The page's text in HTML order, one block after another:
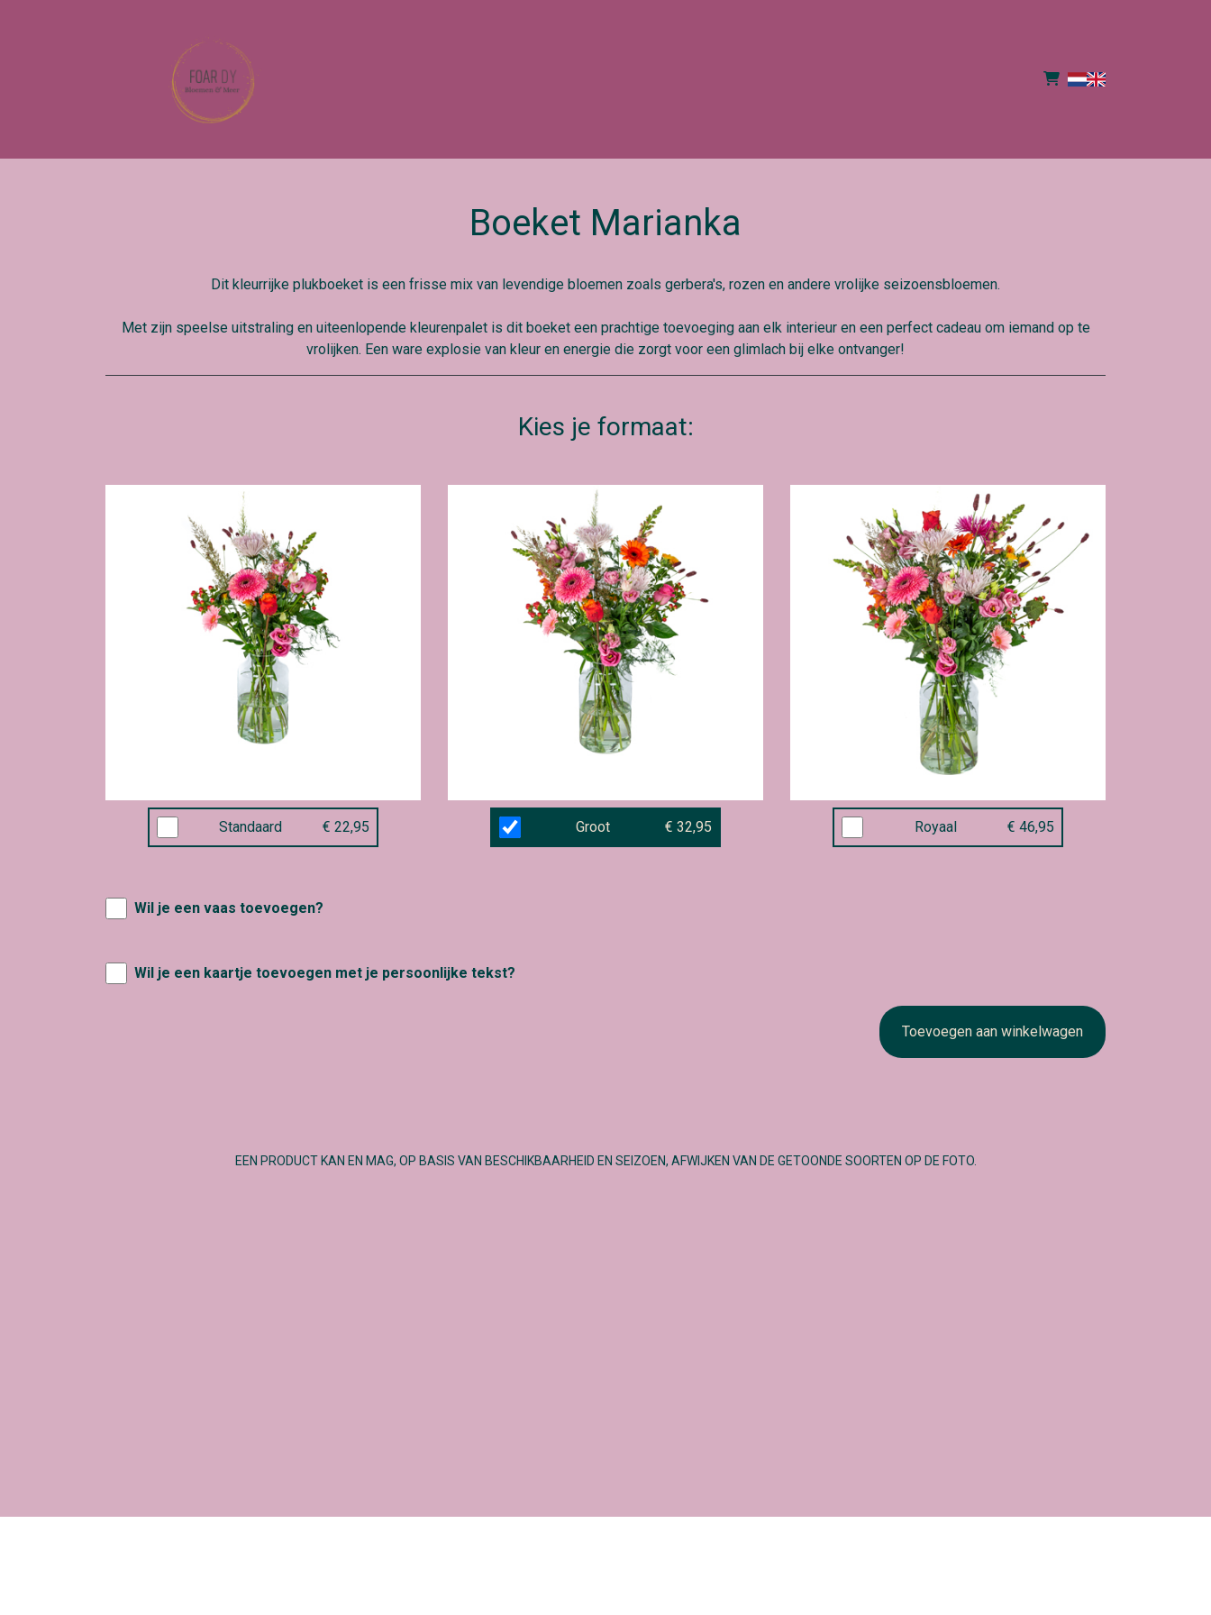
Boeket Marianka
Dit kleurrijke plukboeket is een frisse mix van levendige bloemen zoals gerbera's, rozen en andere vrolijke seizoensbloemen.
Met zijn speelse uitstraling en uiteenlopende kleurenpalet is dit boeket een prachtige toevoeging aan elk interieur en een perfect cadeau om iemand op te
vrolijken. Een ware explosie van kleur en energie die zorgt voor een glimlach bij elke ontvanger!
Kies je formaat:
Standaard € 22,95 Groot € 32,95 Royaal € 46,95
Wil je een vaas toevoegen?
Wil je een kaartje toevoegen met je persoonlijke tekst?
Toevoegen aan winkelwagen
EEN PRODUCT KAN EN MAG, OP BASIS VAN BESCHIKBAARHEID EN SEIZOEN, AFWIJKEN VAN DE GETOONDE SOORTEN OP DE FOTO.